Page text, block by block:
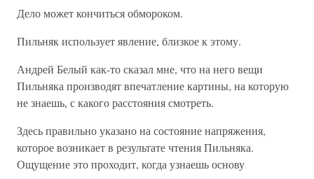
Дело может кончиться обмороком.
Пильняк использует явление, близкое к этому.
Андрей Белый как-то сказал мне, что на него вещи
Пильняка производят впечатление картины, на которую
не знаешь, с какого расстояния смотреть.
Здесь правильно указано на состояние напряжения,
которое возникает в результате чтения Пильняка.
Ощущение это проходит, когда узнаешь основу